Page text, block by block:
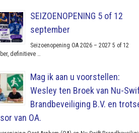
SEIZOENOPENING 5 of 12
september
Seizoenopening OA 2026 – 2027 5 of 12
definitieve …
Mag ik aan u voorstellen:
Wesley ten Broek van Nu-
Brandbeveiliging B.V. en
van OA.